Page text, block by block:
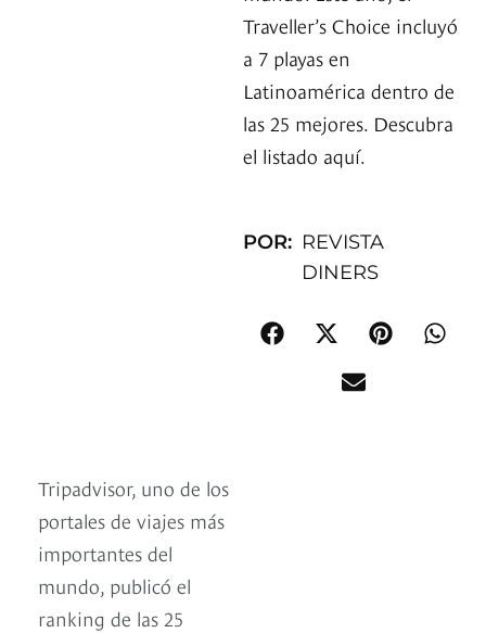
Traveller’s Choice incluyó
a 7 playas en
Latinoamérica dentro de
las 25 mejores. Descubra
el listado aquí.
POR: REVISTA
DINERS
Tripadvisor, uno de los
portales de viajes más
importantes del
mundo, publicó el
ranking de las 25